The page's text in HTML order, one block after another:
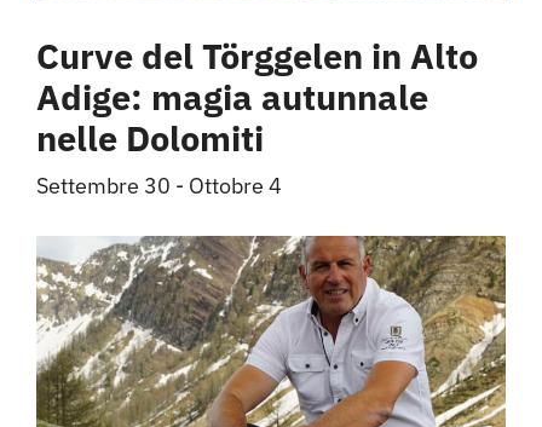
Curve del Törggelen in Alto
Adige: magia autunnale
nelle Dolomiti
Settembre 30 - Ottobre 4